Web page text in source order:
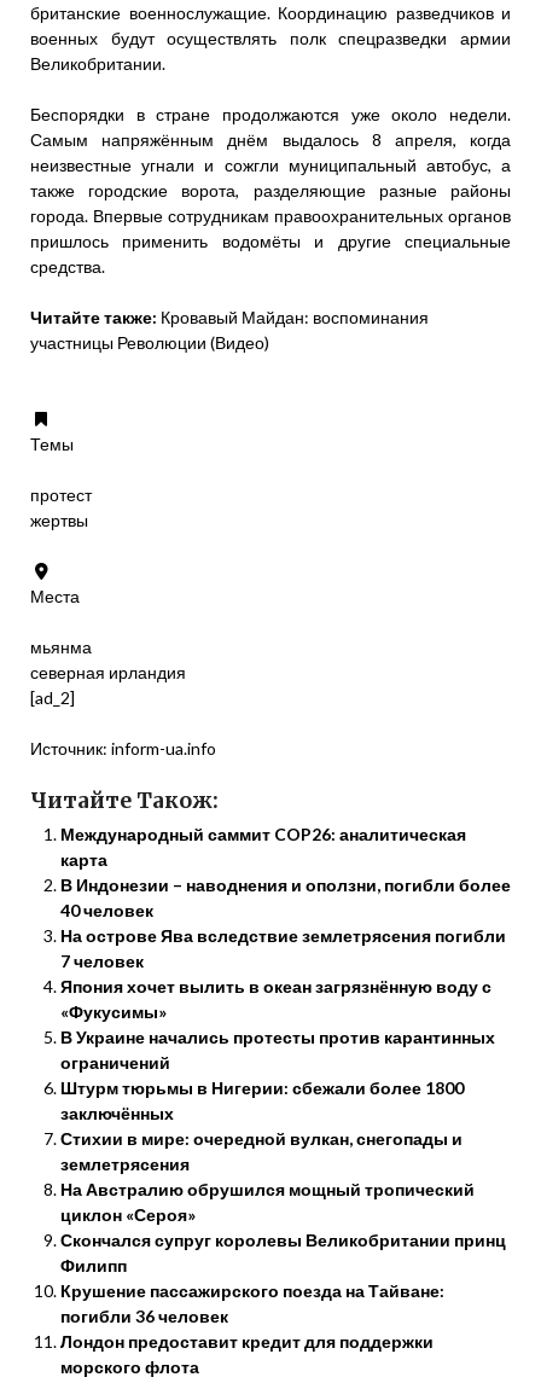
британские военнослужащие. Координацию разведчиков и
военных будут осуществлять полк спецразведки армии
Великобритании.
Беспорядки в стране продолжаются уже около недели.
Самым напряжённым днём выдалось 8 апреля, когда
неизвестные угнали и сожгли муниципальный автобус, а
также городские ворота, разделяющие разные районы
города. Впервые сотрудникам правоохранительных органов
пришлось применить водомёты и другие специальные
средства.
Читайте также: Кровавый Майдан: воспоминания
участницы Революции (Видео)
Темы
протест
жертвы
Места
мьянма
северная ирландия
[ad_2]
Источник: inform-ua.info
Читайте Також:
Международный саммит COP26: аналитическая
карта
В Индонезии – наводнения и оползни, погибли более
40 человек
На острове Ява вследствие землетрясения погибли
7 человек
Япония хочет вылить в океан загрязнённую воду с
«Фукусимы»
В Украине начались протесты против карантинных
ограничений
Штурм тюрьмы в Нигерии: сбежали более 1800
заключённых
Стихии в мире: очередной вулкан, снегопады и
землетрясения
На Австралию обрушился мощный тропический
циклон «Сероя»
Скончался супруг королевы Великобритании принц
Филипп
Крушение пассажирского поезда на Тайване:
погибли 36 человек
Лондон предоставит кредит для поддержки
морского флота